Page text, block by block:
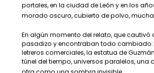
portales, en la ciudad de León y en los
morado oscuro, cubierto de polvo,
En algún momento del relato, que
pasadizo y encontraban todo cambiado:
letreros comerciales, la estatua de
túnel del tiempo, universos paralelos,